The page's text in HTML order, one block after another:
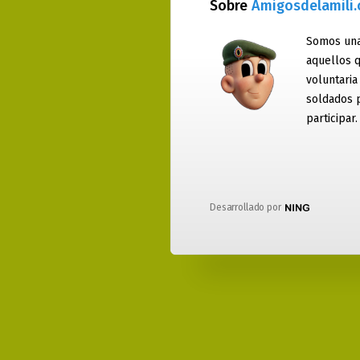
Sobre
Somos
aquellos
voluntaria
soldados
participar.
Desarrollado por